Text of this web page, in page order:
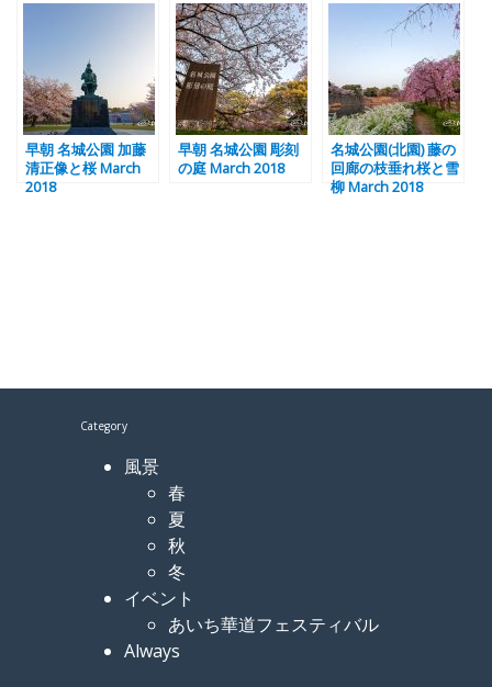
早朝 名城公園 加藤
清正像と桜 March
2018
早朝 名城公園 彫刻
の庭 March 2018
名城公園(北園) 藤の
回廊の枝垂れ桜と雪
柳 March 2018
Category
風景
春
夏
秋
冬
イベント
あいち華道フェスティバル
Always